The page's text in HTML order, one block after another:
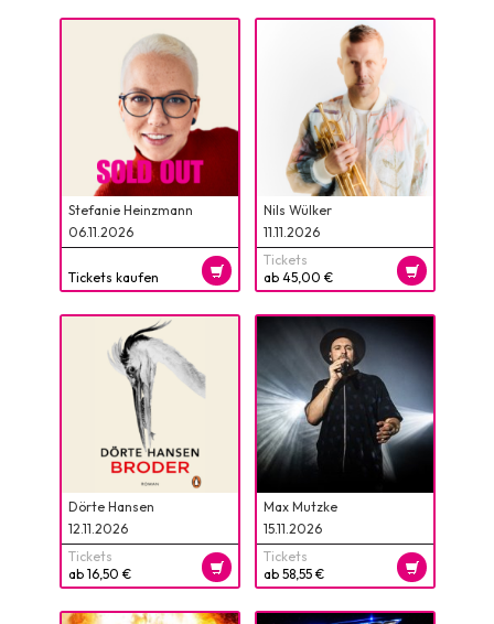
Stefanie Heinzmann
06.11.2026
Tickets kaufen
Nils Wülker
11.11.2026
Tickets
ab 45,00 €
Dörte Hansen
12.11.2026
Tickets
ab 16,50 €
Max Mutzke
15.11.2026
Tickets
ab 58,55 €